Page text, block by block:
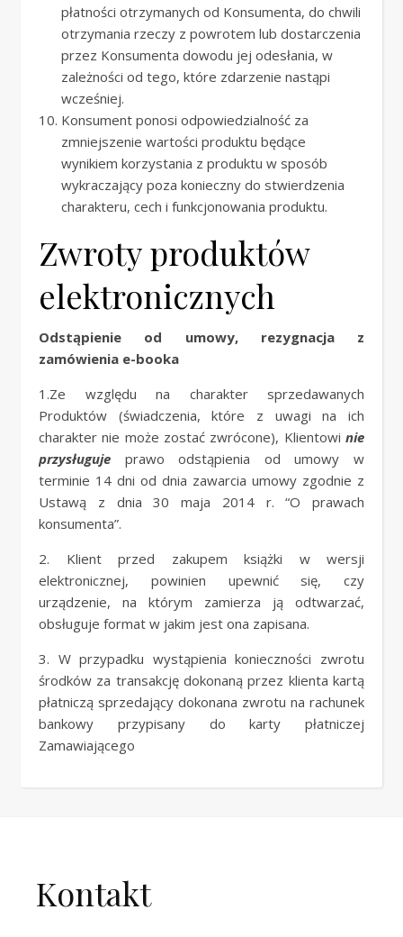
płatności otrzymanych od Konsumenta, do chwili
otrzymania rzeczy z powrotem lub dostarczenia
przez Konsumenta dowodu jej odesłania, w
zależności od tego, które zdarzenie nastąpi
wcześniej.
Konsument ponosi odpowiedzialność za
zmniejszenie wartości produktu będące
wynikiem korzystania z produktu w sposób
wykraczający poza konieczny do stwierdzenia
charakteru, cech i funkcjonowania produktu.
Zwroty produktów
elektronicznych
Odstąpienie od umowy, rezygnacja z
zamówienia e-booka
1.Ze względu na charakter sprzedawanych
Produktów (świadczenia, które z uwagi na ich
charakter nie może zostać zwrócone), Klientowi nie
przysługuje prawo odstąpienia od umowy w
terminie 14 dni od dnia zawarcia umowy zgodnie z
Ustawą z dnia 30 maja 2014 r. “O prawach
konsumenta”.
2. Klient przed zakupem książki w wersji
elektronicznej, powinien upewnić się, czy
urządzenie, na którym zamierza ją odtwarzać,
obsługuje format w jakim jest ona zapisana.
3. W przypadku wystąpienia konieczności zwrotu
środków za transakcję dokonaną przez klienta kartą
płatniczą sprzedający dokonana zwrotu na rachunek
bankowy przypisany do karty płatniczej
Zamawiającego
Kontakt